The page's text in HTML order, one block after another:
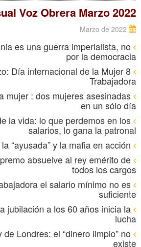
Voz Obrera Marzo 2022
es una guerra imperialista, no
por la democracia
Día internacional de la Mujer
Trabajadora
mujer : dos mujeres asesinadas
en un sólo día
la vida: lo que perdemos en los
salarios, lo gana la patronal
absuelve al rey emérito de
todos los cargos
el salario mínimo no es
suficiente
jubilación a los 60 años inicia la
lucha
Londres: el “dinero limpio” no
existe